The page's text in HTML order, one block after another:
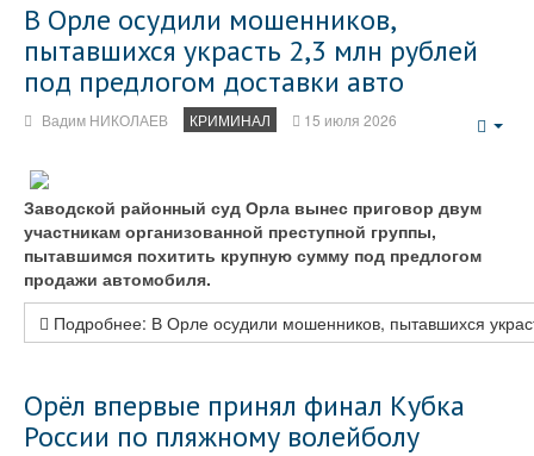
В Орле осудили мошенников,
пытавшихся украсть 2,3 млн рублей
под предлогом доставки авто
Вадим НИКОЛАЕВ КРИМИНАЛ 15 июля 2026
Заводской районный суд Орла вынес приговор двум
участникам организованной преступной группы,
пытавшимся похитить крупную сумму под предлогом
продажи автомобиля.
Подробнее: В Орле осудили мошенников, пытавшихся
Орёл впервые принял финал Кубка
России по пляжному волейболу